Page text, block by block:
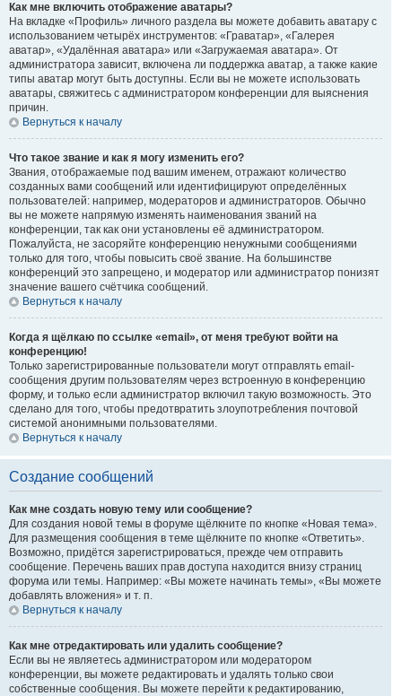
Как мне включить отображение аватары?
На вкладке «Профиль» личного раздела вы можете добавить аватару с
использованием четырёх инструментов: «Граватар», «Галерея
аватар», «Удалённая аватара» или «Загружаемая аватара». От
администратора зависит, включена ли поддержка аватар, а также какие
типы аватар могут быть доступны. Если вы не можете использовать
аватары, свяжитесь с администратором конференции для выяснения
причин.
Вернуться к началу
Что такое звание и как я могу изменить его?
Звания, отображаемые под вашим именем, отражают количество
созданных вами сообщений или идентифицируют определённых
пользователей: например, модераторов и администраторов. Обычно
вы не можете напрямую изменять наименования званий на
конференции, так как они установлены её администратором.
Пожалуйста, не засоряйте конференцию ненужными сообщениями
только для того, чтобы повысить своё звание. На большинстве
конференций это запрещено, и модератор или администратор понизят
значение вашего счётчика сообщений.
Вернуться к началу
Когда я щёлкаю по ссылке «email», от меня требуют войти на
конференцию!
Только зарегистрированные пользователи могут отправлять email-
сообщения другим пользователям через встроенную в конференцию
форму, и только если администратор включил такую возможность. Это
сделано для того, чтобы предотвратить злоупотребления почтовой
системой анонимными пользователями.
Вернуться к началу
Создание сообщений
Как мне создать новую тему или сообщение?
Для создания новой темы в форуме щёлкните по кнопке «Новая тема».
Для размещения сообщения в теме щёлкните по кнопке «Ответить».
Возможно, придётся зарегистрироваться, прежде чем отправить
сообщение. Перечень ваших прав доступа находится внизу страниц
форума или темы. Например: «Вы можете начинать темы», «Вы можете
добавлять вложения» и т. п.
Вернуться к началу
Как мне отредактировать или удалить сообщение?
Если вы не являетесь администратором или модератором
конференции, вы можете редактировать и удалять только свои
собственные сообщения. Вы можете перейти к редактированию,